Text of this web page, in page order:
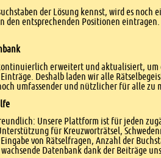
der Lösung kennst, wird es
den entsprechenden Positionen
erweitert und aktualisiert,
Deshalb laden wir alle
umfassender und nützlicher für alle zu
Unsere Plattform ist für jeden
für Kreuzworträtsel,
von Rätselfragen, Anzahl der
Datenbank dank der Beiträge